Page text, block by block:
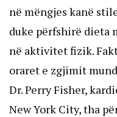
në mëngjes kanë
duke përfshirë dieta
në aktivitet fizik.
oraret e zgjimit
Dr. Perry Fisher,
New York City, tha